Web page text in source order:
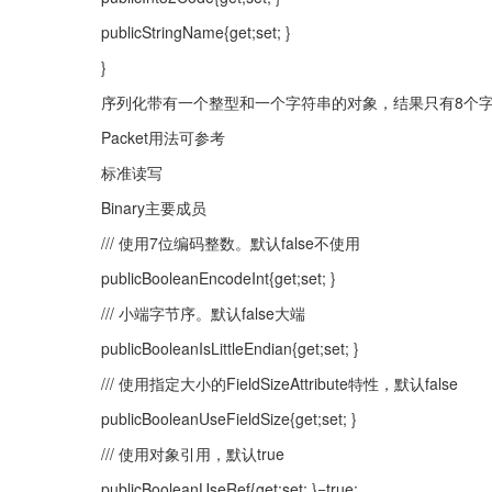
publicStringName{get;set; }
}
序列化带有一个整型和一个字符串的对象，结果只有8个
Packet用法可参考
标准读写
Binary主要成员
/// 使用7位编码整数。默认false不使用
publicBooleanEncodeInt{get;set; }
/// 小端字节序。默认false大端
publicBooleanIsLittleEndian{get;set; }
/// 使用指定大小的FieldSizeAttribute特性，默认false
publicBooleanUseFieldSize{get;set; }
/// 使用对象引用，默认true